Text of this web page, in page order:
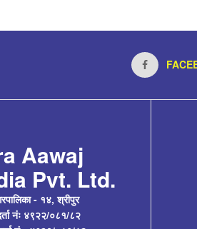
Aawaj
Pvt. Ltd.
- १४, श्रीपुर
नंः ४९२२/०८१/८२